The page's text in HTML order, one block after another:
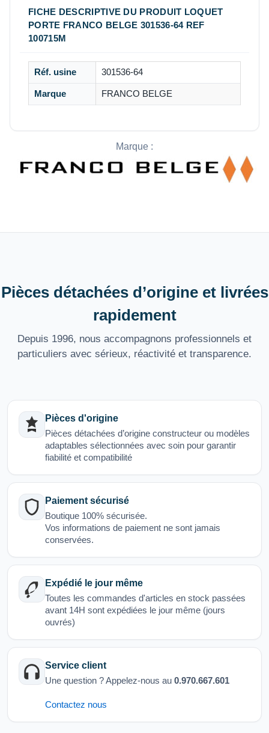
FICHE DESCRIPTIVE DU PRODUIT LOQUET
PORTE FRANCO BELGE 301536-64 REF
100715M
Réf. usine 301536-64
Marque FRANCO BELGE
Marque :
Pièces détachées d’origine et livrées
rapidement
Depuis 1996, nous accompagnons professionnels et
particuliers avec sérieux, réactivité et transparence.
Pièces d'origine
Pièces détachées d’origine constructeur ou modèles
adaptables sélectionnées avec soin pour garantir
fiabilité et compatibilité
Paiement sécurisé
Boutique 100% sécurisée.
Vos informations de paiement ne sont jamais
conservées.
Expédié le jour même
Toutes les commandes d'articles en stock passées
avant 14H sont expédiées le jour même (jours
ouvrés)
Service client
Une question ? Appelez-nous au 0.970.667.601
Contactez nous